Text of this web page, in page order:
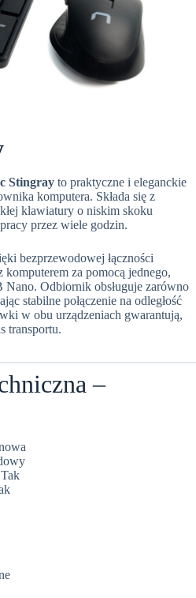
Stingray to praktyczne i eleganckie
komputera. Składa się z
klawiatury o niskim skoku
przez wiele godzin.
bezprzewodowej łączności
za pomocą jednego,
Odbiornik obsługuje zarówno
stabilne połączenie na odległość
w obu urządzeniach gwarantują,
transportu.
–